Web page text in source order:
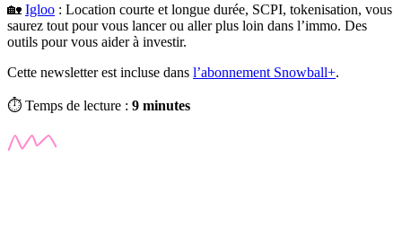
🏡 Igloo : Location courte et longue durée, SCPI, tokenisation, vous
saurez tout pour vous lancer ou aller plus loin dans l’immo. Des
outils pour vous aider à investir.
Cette newsletter est incluse dans l’abonnement Snowball+.
⏱️ Temps de lecture : 9 minutes